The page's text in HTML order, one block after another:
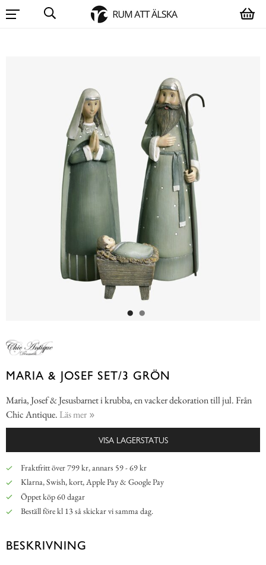
MARIA & JOSEF SET/3 GRÖN
Maria, Josef & Jesusbarnet i krubba, en vacker dekoration till jul. Från
Chic Antique. Läs mer
VISA LAGERSTATUS
Fraktfritt över 799 kr, annars 59 - 69 kr
Klarna, Swish, kort, Apple Pay & Google Pay
Öppet köp 60 dagar
Beställ före kl 13 så skickar vi samma dag.
BESKRIVNING